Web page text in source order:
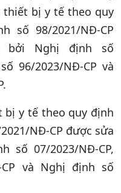
bị y tế theo quy
số 98/2021/NĐ-CP
bởi Nghị định số
96/2023/NĐ-CP và
bị y tế theo quy định
NĐ-CP được sửa
số 07/2023/NĐ-CP,
và Nghị định số